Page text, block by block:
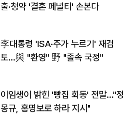
출·청약 '결혼 페널티' 손본다
李대통령 'ISA·주가 누르기' 재검
토…與 "환영" 野 "졸속 국정"
이임생이 밝힌 '빵집 회동' 전말…"정
몽규, 홍명보로 하라 지시"